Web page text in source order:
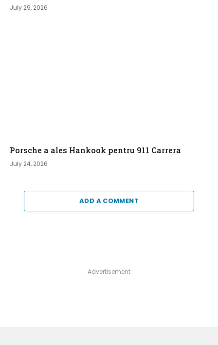
July 29, 2026
Porsche a ales Hankook pentru 911 Carrera
July 24, 2026
ADD A COMMENT
Advertisement